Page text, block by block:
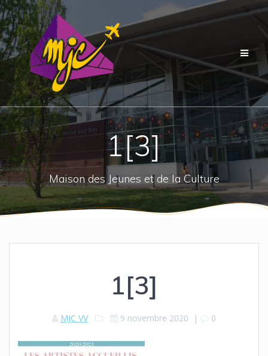
contenu
1[3]
Maison des Jeunes et de la Culture
1[3]
MJC VV 9 novembre 2020 | 0